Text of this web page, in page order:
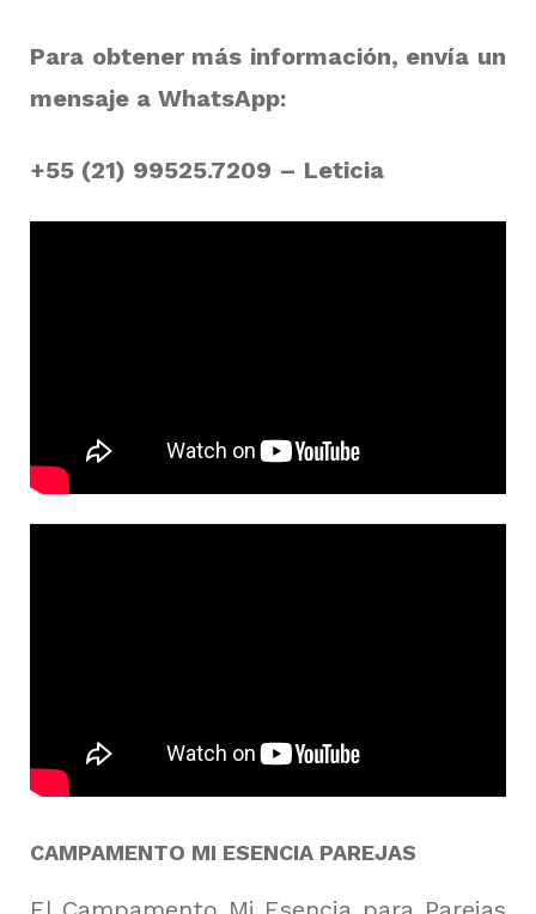
Para obtener más información, envía un
mensaje a WhatsApp:
+55 (21) 99525.7209 – Leticia
CAMPAMENTO MI ESENCIA PAREJAS